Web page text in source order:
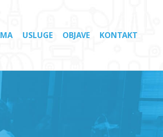
USLUGE OBJAVE KONTAKT